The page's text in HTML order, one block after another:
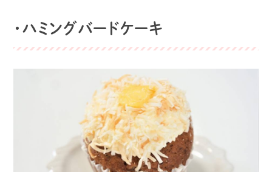
・ハミングバードケーキ